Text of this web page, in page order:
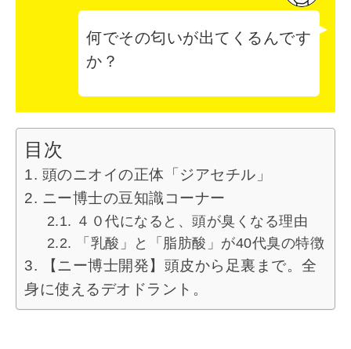
何でその匂いが出てくるんです
か？
目次
頭のニオイの正体「ジアセチル」
ニー博士の豆知識コーナー
４０代になると、頭が臭くなる理由
「乳酸」と「脂肪酸」が40代臭の特徴
【ニー博士開発】頭皮から足裏まで。全
身に使えるデオドラント。